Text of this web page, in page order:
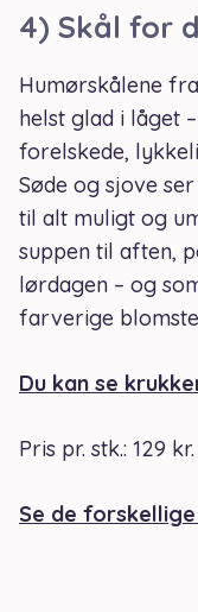
4) Skål for
Humørskålene
helst glad i låget
forelskede,
Søde og sjove
til alt muligt og
suppen til aften,
lørdagen – og
farverige
Du kan se
Pris pr. stk.: 129 kr.
Se de